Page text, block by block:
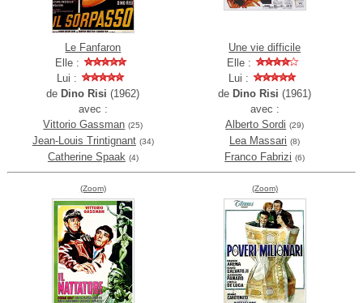
Le Fanfaron
Elle :
Lui :
de Dino Risi (1962)
avec :
Vittorio Gassman (25)
Jean-Louis Trintignant (34)
Catherine Spaak (4)
Une vie difficile
Elle :
Lui :
de Dino Risi (1961)
avec :
Alberto Sordi (29)
Lea Massari (8)
Franco Fabrizi (6)
(Zoom) (Zoom)